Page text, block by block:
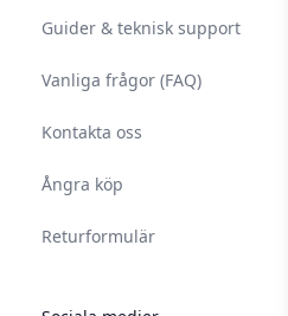
Guider & teknisk support
Vanliga frågor (FAQ)
Kontakta oss
Ångra köp
Returformulär